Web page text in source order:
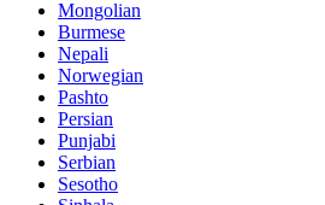
Mongolian
Burmese
Nepali
Norwegian
Pashto
Persian
Punjabi
Serbian
Sesotho